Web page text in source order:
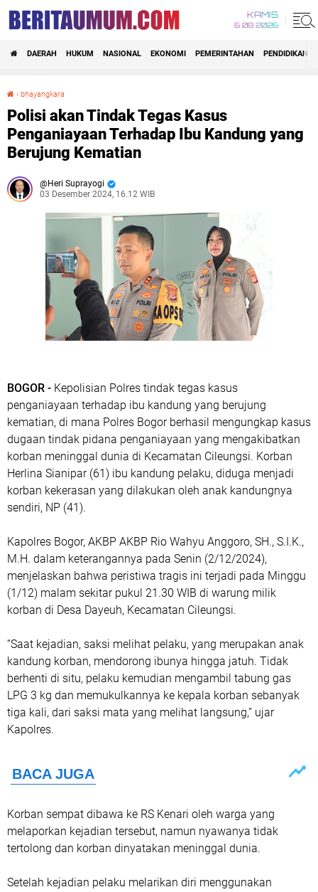
KAMIS
6 08 2026
DAERAH HUKUM NASIONAL EKONOMI PEMERINTAHAN PENDIDIKAN
› bhayangkara
Polisi akan Tindak Tegas Kasus
Penganiayaan Terhadap Ibu Kandung yang
Berujung Kematian
Heri Suprayogi
03 Desember 2024, 16.12 WIB
BOGOR - Kepolisian Polres tindak tegas kasus
penganiayaan terhadap ibu kandung yang berujung
kematian, di mana Polres Bogor berhasil mengungkap kasus
dugaan tindak pidana penganiayaan yang mengakibatkan
korban meninggal dunia di Kecamatan Cileungsi. Korban
Herlina Sianipar (61) ibu kandung pelaku, diduga menjadi
korban kekerasan yang dilakukan oleh anak kandungnya
sendiri, NP (41).
Kapolres Bogor, AKBP AKBP Rio Wahyu Anggoro, SH., S.I.K.,
M.H. dalam keterangannya pada Senin (2/12/2024),
menjelaskan bahwa peristiwa tragis ini terjadi pada Minggu
(1/12) malam sekitar pukul 21.30 WIB di warung milik
korban di Desa Dayeuh, Kecamatan Cileungsi.
“Saat kejadian, saksi melihat pelaku, yang merupakan anak
kandung korban, mendorong ibunya hingga jatuh. Tidak
berhenti di situ, pelaku kemudian mengambil tabung gas
LPG 3 kg dan memukulkannya ke kepala korban sebanyak
tiga kali, dari saksi mata yang melihat langsung,” ujar
Kapolres.
Korban sempat dibawa ke RS Kenari oleh warga yang
melaporkan kejadian tersebut, namun nyawanya tidak
tertolong dan korban dinyatakan meninggal dunia.
Setelah kejadian pelaku melarikan diri menggunakan